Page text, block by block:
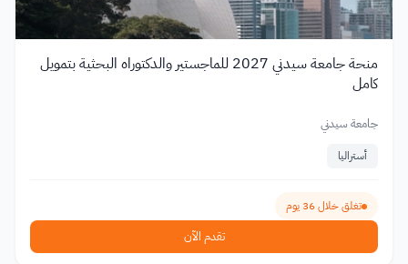
منحة جامعة سيدني 2027 للماجستير والدكتوراه البحثية بتمويل
كامل
جامعة سيدني
أستراليا
تغلق خلال 36 يوم
تقدم الآن